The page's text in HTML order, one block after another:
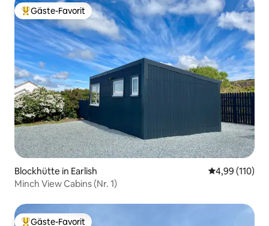
Beliebter Gäste-Favorit.
Gäste-Favorit
Blockhütte in Earlish
4,99 (110)
Minch View Cabins (Nr. 1)
Gäste-Favorit